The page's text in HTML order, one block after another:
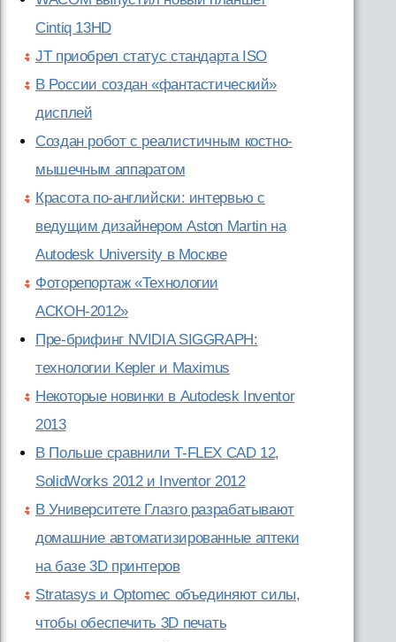
Cintiq 13HD
JT приобрел статус стандарта ISO
В России создан «фантастический»
дисплей
Создан робот с реалистичным костно-
мышечным аппаратом
Красота по-английски: интервью с
ведущим дизайнером Aston Martin на
Autodesk University в Москве
Фоторепортаж «Технологии
АСКОН-2012»
Пре-брифинг NVIDIA SIGGRAPH:
технологии Kepler и Maximus
Некоторые новинки в Autodesk Inventor
2013
В Польше сравнили T-FLEX CAD 12,
SolidWorks 2012 и Inventor 2012
В Университете Глазго разрабатывают
домашние автоматизированные аптеки
на базе 3D принтеров
Stratasys и Optomec объединяют силы,
чтобы обеспечить 3D печать